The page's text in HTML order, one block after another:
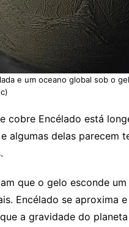
e um oceano global sob o
cobre Encélado está
algumas delas
que o gelo esconde
Encélado se aproxima
a gravidade do